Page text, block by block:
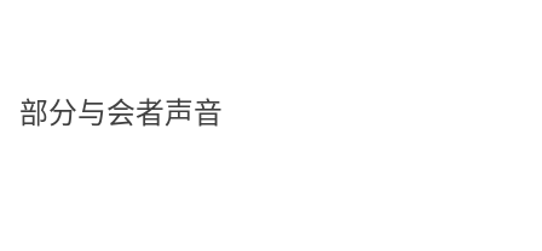
部分与会者声音